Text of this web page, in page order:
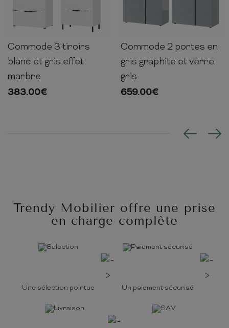
98cm 68cm 40cm
Commode 3 tiroirs
blanc et gris effet
marbre
383.00€
103cm 94cm 43cm
Commode 2 portes en
gris graphite et verre
gris
659.00€
Trendy Mobilier offre une prise
en charge complète
Une sélection pointue Un paiement sécurisé